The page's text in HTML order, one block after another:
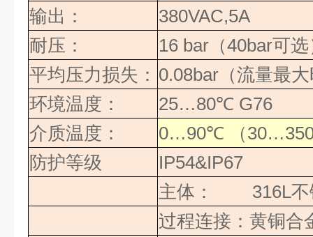
输出：
380VAC,5A
耐压：
16 bar （40bar可选
平均压力损失： 0.08bar （流量最
环境温度：
25…80℃ G76
介质温度：
0…90℃ （
防护等级
IP54&IP67
主体：
316L
过程连接：黄铜合